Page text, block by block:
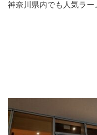
神奈川県内でも人気ラー